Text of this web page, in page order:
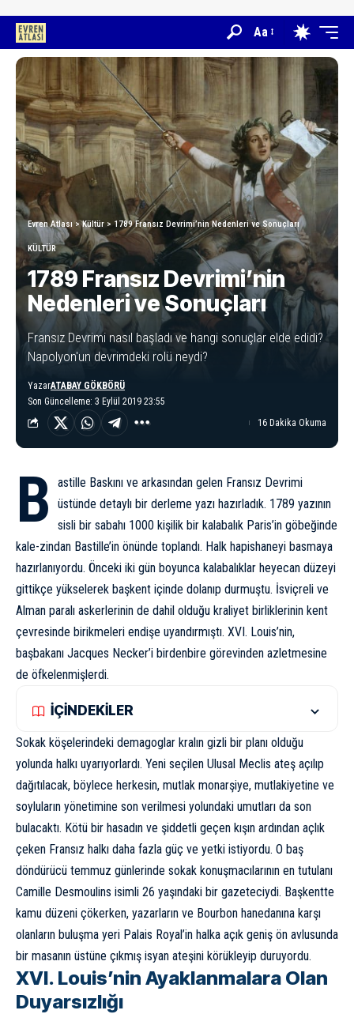
Aa
Evren Atlası >Kültür >1789 Fransız Devrimi’nin Nedenleri ve Sonuçları
KÜLTÜR
1789 Fransız Devrimi’nin
Nedenleri ve Sonuçları
Fransız Devrimi nasıl başladı ve hangi sonuçlar elde edidi?
Napolyon'un devrimdeki rolü neydi?
Son Güncelleme: 3 Eylül 2019 23:55
YazarATABAY GÖKBÖRÜ
16 Dakika Okuma
B
astille Baskını ve arkasından gelen Fransız Devrimi
üstünde detaylı bir derleme yazı hazırladık. 1789 yazının
sisli bir sabahı 1000 kişilik bir kalabalık Paris’in göbeğinde
kale-zindan Bastille’in önünde toplandı. Halk hapishaneyi basmaya
hazırlanıyordu. Önceki iki gün boyunca kalabalıklar heyecan düzeyi
gittikçe yükselerek başkent içinde dolanıp durmuştu. İsviçreli ve
Alman paralı askerlerinin de dahil olduğu kraliyet birliklerinin kent
çevresinde birikmeleri endişe uyandırmıştı. XVI. Louis’nin,
başbakanı Jacques Necker’i birdenbire görevinden azletmesine
de öfkelenmişlerdi.
İÇİNDEKİLER
Sokak köşelerindeki demagoglar kralın gizli bir planı olduğu
yolunda halkı uyarıyorlardı. Yeni seçilen Ulusal Meclis ateş açılıp
dağıtılacak, böylece herkesin, mutlak monarşiye, mutlakiyetine ve
soyluların yönetimine son verilmesi yolundaki umutları da son
bulacaktı. Kötü bir hasadın ve şiddetli geçen kışın ardından açlık
çeken Fransız halkı daha fazla güç ve yetki istiyordu. O baş
döndürücü temmuz günlerinde sokak konuşmacılarının en tutulanı
Camille Desmoulins isimli 26 yaşındaki bir gazeteciydi. Başkentte
kamu düzeni çökerken, yazarların ve Bourbon hanedanına karşı
olanların buluşma yeri Palais Royal’in halka açık geniş ön avlusunda
bir masanın üstüne çıkmış isyan ateşini körükleyip duruyordu.
XVI. Louis’nin Ayaklanmalara Olan
Duyarsızlığı